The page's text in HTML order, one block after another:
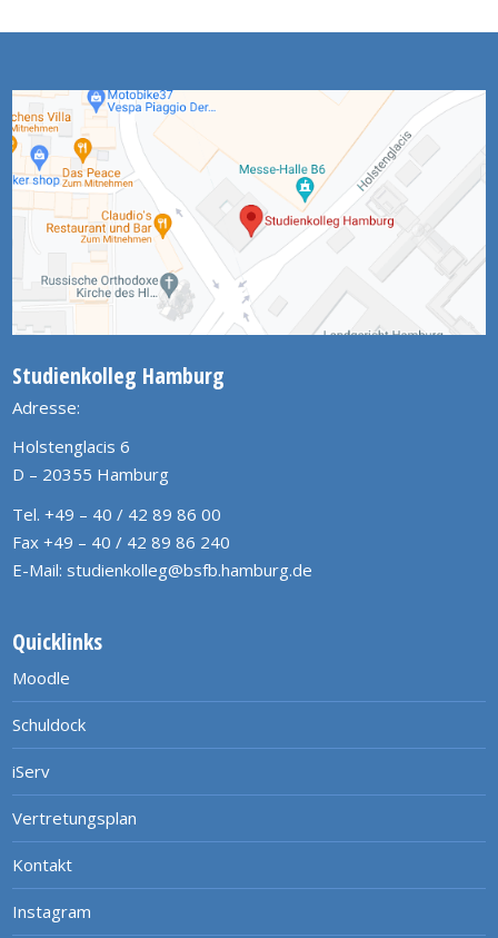
Studienkolleg Hamburg
Adresse:
Holstenglacis 6
D – 20355 Hamburg
Tel. +49 – 40 / 42 89 86 00
Fax +49 – 40 / 42 89 86 240
E-Mail: studienkolleg@bsfb.hamburg.de
Quicklinks
Moodle
Schuldock
iServ
Vertretungsplan
Kontakt
Instagram